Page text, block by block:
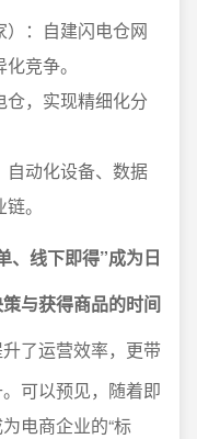
：自建闪电仓网
竞争。
，实现精细化分
自动化设备、数据
。
、线下即得”成为日
与获得商品的时间
了运营效率，更带
可以预见，随着即
电商企业的“标